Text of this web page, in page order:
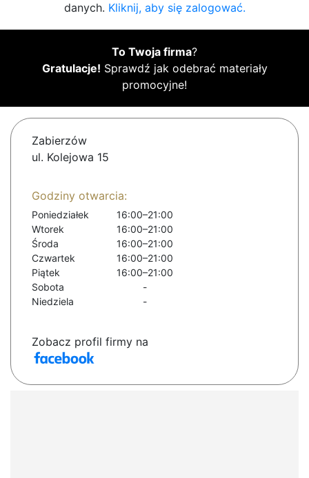
danych. Kliknij, aby się zalogować.
To Twoja firma?
Gratulacje! Sprawdź jak odebrać materiały
promocyjne!
Zabierzów
ul. Kolejowa 15
Godziny otwarcia:
Poniedziałek
16:00–21:00
Wtorek
16:00–21:00
Środa
16:00–21:00
Czwartek
16:00–21:00
Piątek
16:00–21:00
Sobota
-
Niedziela
-
Zobacz profil firmy na